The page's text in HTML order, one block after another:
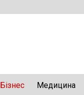
Бізнес Медицина